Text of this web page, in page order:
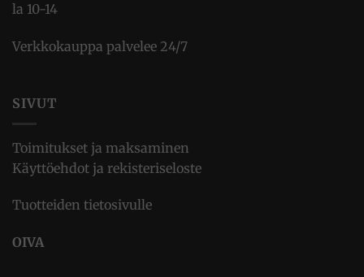
la 10-14
Verkkokauppa palvelee 24/7
SIVUT
Toimitukset ja maksaminen
Käyttöehdot ja rekisteriseloste
Tuotteiden tietosivulle
OIVA